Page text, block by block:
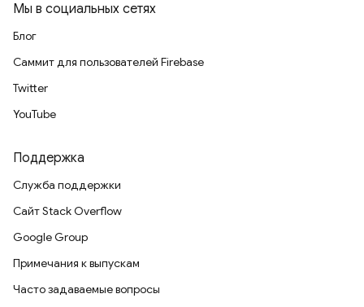
Мы в социальных сетях
Блог
Саммит для пользователей Firebase
Twitter
YouTube
Поддержка
Служба поддержки
Сайт Stack Overflow
Google Group
Примечания к выпускам
Часто задаваемые вопросы